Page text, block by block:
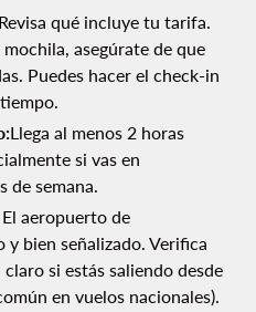
Revisa qué incluye tu tarifa.
asegúrate de que
Puedes hacer el check-in
Llega al menos 2 horas
si vas en
de semana.
El aeropuerto de
y bien señalizado. Verifica
si estás saliendo desde
en vuelos nacionales).